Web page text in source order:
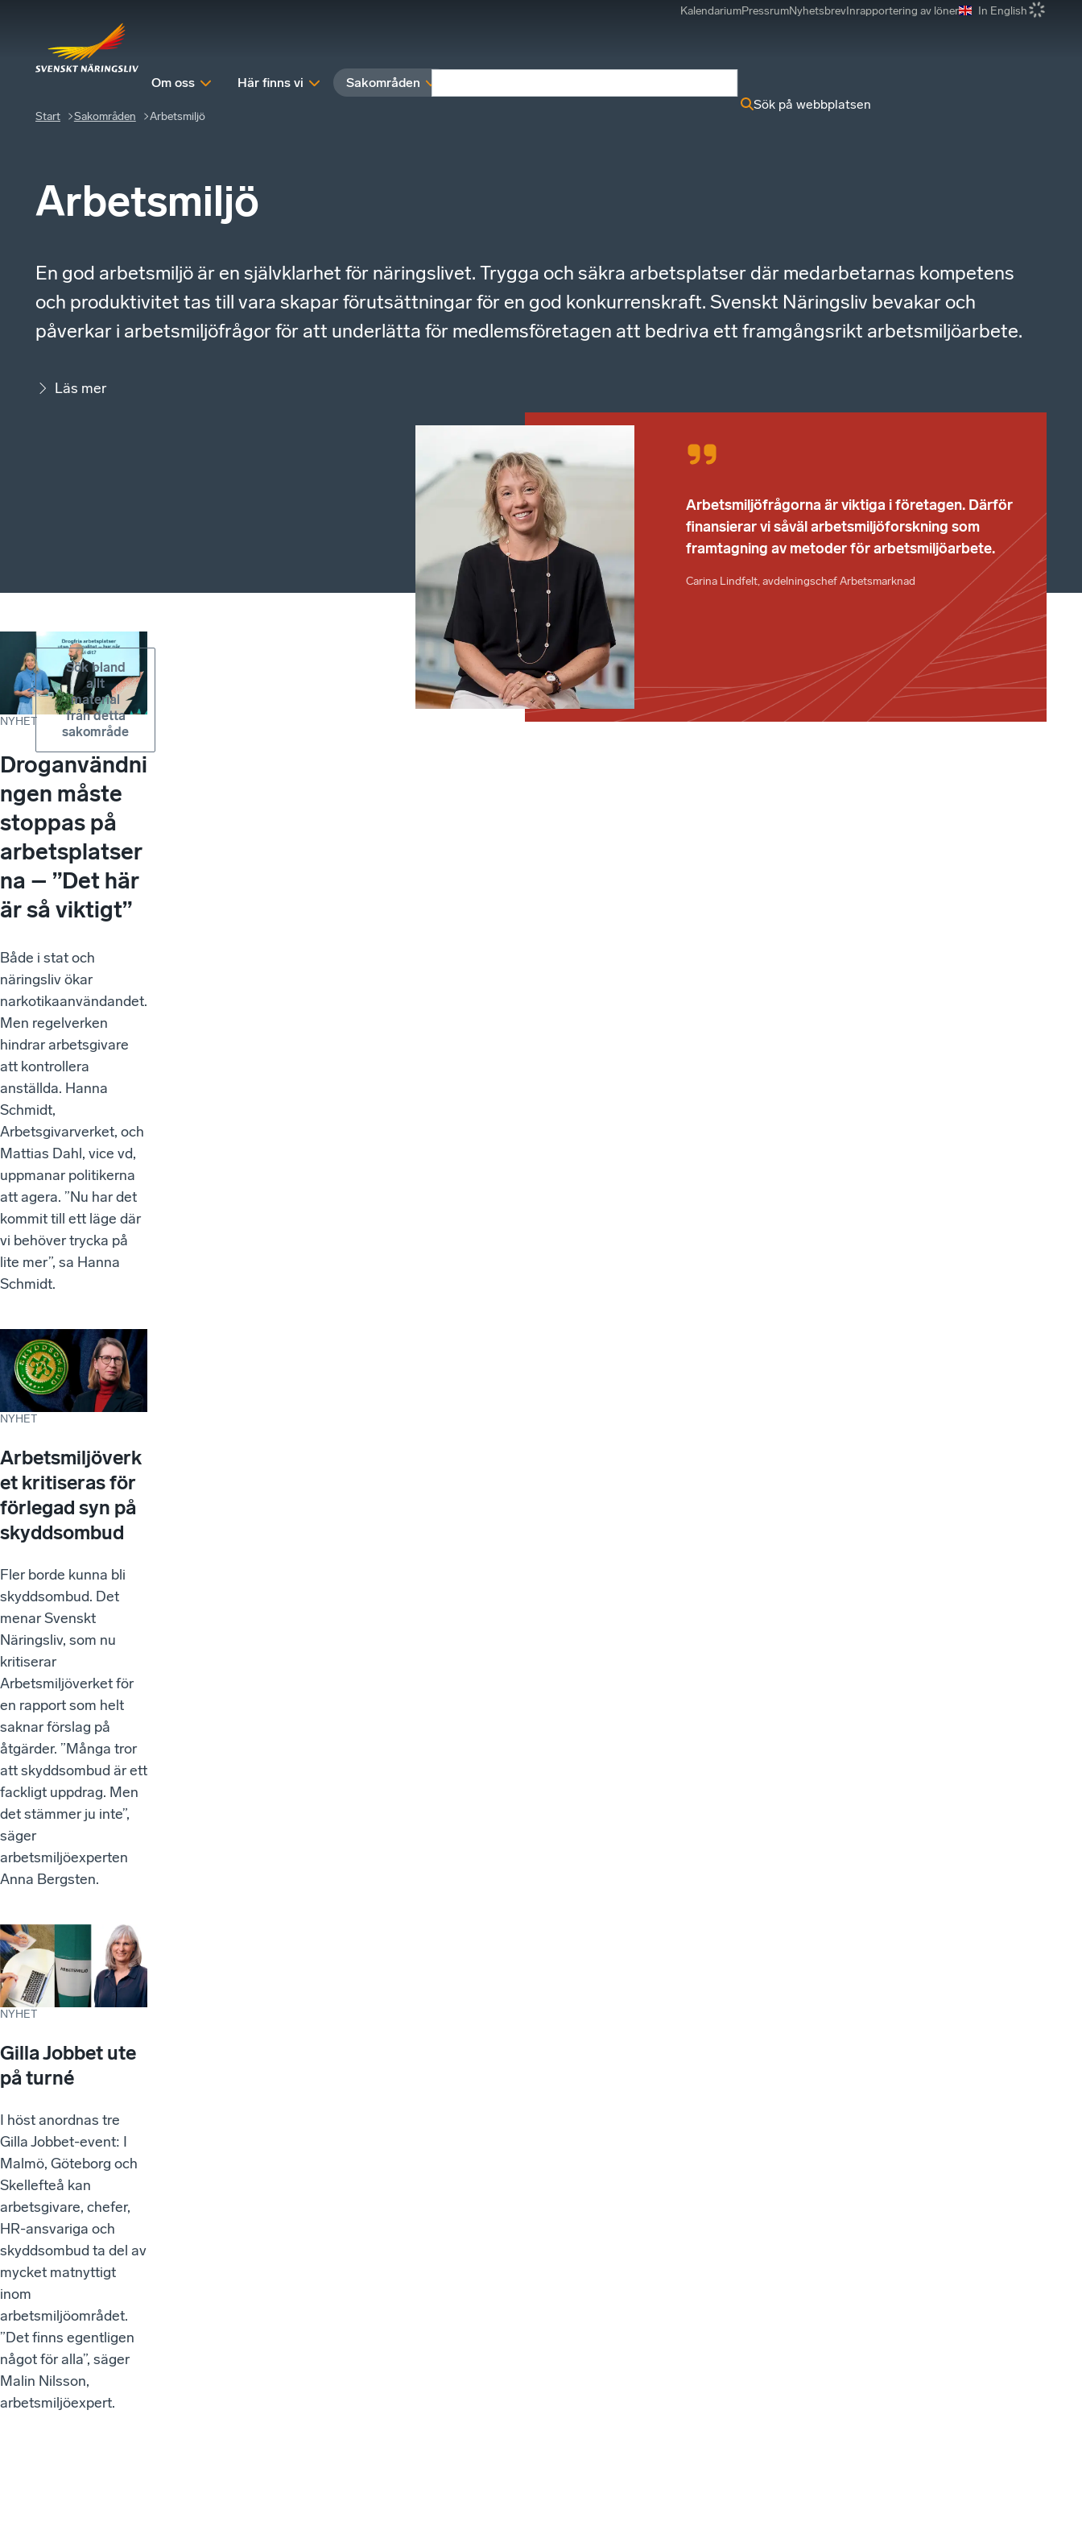
KalendariumPressrumNyhetsbrevInrapportering av löner In English
Om oss Här finns vi Sakområden
Sök på webbplatsen
Start Sakområden Arbetsmiljö
Arbetsmiljö
En god arbetsmiljö är en självklarhet för näringslivet. Trygga och säkra arbetsplatser där medarbetarnas kompetens
och produktivitet tas till vara skapar förutsättningar för en god konkurrenskraft. Svenskt Näringsliv bevakar och
påverkar i arbetsmiljöfrågor för att underlätta för medlemsföretagen att bedriva ett framgångsrikt arbetsmiljöarbete.
Läs mer
Arbetsmiljöfrågorna är viktiga i företagen. Därför
finansierar vi såväl arbetsmiljöforskning som
framtagning av metoder för arbetsmiljöarbete.
Carina Lindfelt, avdelningschef Arbetsmarknad
NYHET
Droganvändni
ngen måste
stoppas på
arbetsplatser
na – ”Det här
är så viktigt”
Både i stat och
näringsliv ökar
narkotikaanvändandet.
Men regelverken
hindrar arbetsgivare
att kontrollera
anställda. Hanna
Schmidt,
Arbetsgivarverket, och
Mattias Dahl, vice vd,
uppmanar politikerna
att agera. ”Nu har det
kommit till ett läge där
vi behöver trycka på
lite mer”, sa Hanna
Schmidt.
NYHET
Arbetsmiljöverk
et kritiseras för
förlegad syn på
skyddsombud
Fler borde kunna bli
skyddsombud. Det
menar Svenskt
Näringsliv, som nu
kritiserar
Arbetsmiljöverket för
en rapport som helt
saknar förslag på
åtgärder. ”Många tror
att skyddsombud är ett
fackligt uppdrag. Men
det stämmer ju inte”,
säger
arbetsmiljöexperten
Anna Bergsten.
NYHET
Gilla Jobbet ute
på turné
I höst anordnas tre
Gilla Jobbet-event: I
Malmö, Göteborg och
Skellefteå kan
arbetsgivare, chefer,
HR-ansvariga och
skyddsombud ta del av
mycket matnyttigt
inom
arbetsmiljöområdet.
”Det finns egentligen
något för alla”, säger
Malin Nilsson,
arbetsmiljöexpert.
Sök bland
allt
material
från detta
sakområde